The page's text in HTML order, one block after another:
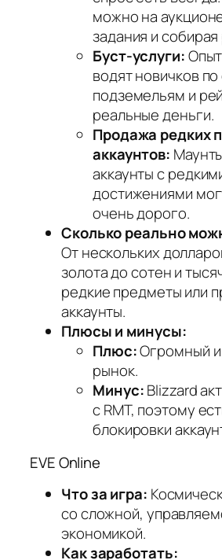
можно на
задания и
Буст-услуги:
водят новичков
подземельям и
реальные деньги.
Продажа редких
аккаунтов:
аккаунты с
достижениями
очень дорого.
Сколько реально
От нескольких
золота до сотен и
редкие предметы или
аккаунты.
Плюсы и минусы:
Плюс:Огромный
рынок.
Минус:Blizzard
с RMT, поэтому
блокировки
EVE Online
Что за игра:
со сложной,
экономикой.
Как заработать: